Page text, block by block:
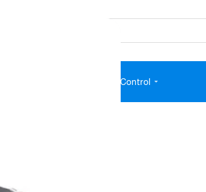
Access Control